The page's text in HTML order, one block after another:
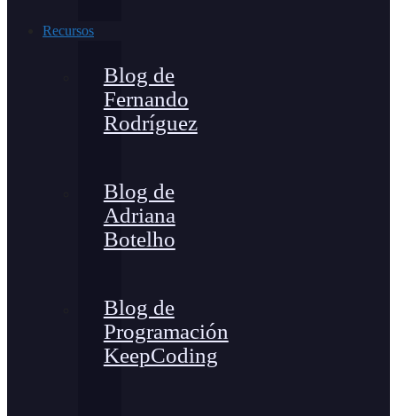
Recursos
Blog de
Fernando
Rodríguez
Blog de
Adriana
Botelho
Blog de
Programación
KeepCoding